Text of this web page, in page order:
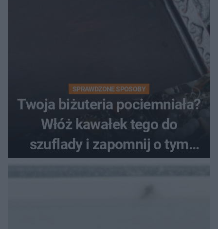
SPRAWDZONE SPOSOBY
Twoja biżuteria pociemniała?
Włóż kawałek tego do
szuflady i zapomnij o tym